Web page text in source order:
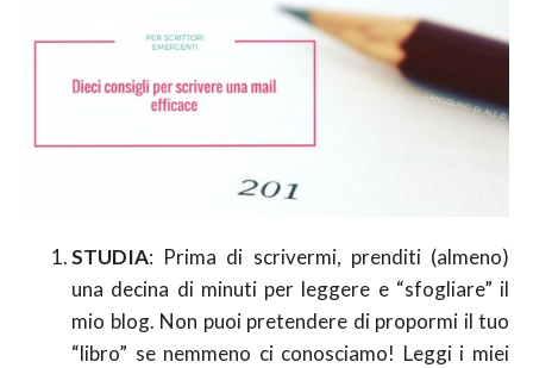
STUDIA: Prima di scrivermi, prenditi (almeno)
una decina di minuti per leggere e “sfogliare” il
mio blog. Non puoi pretendere di propormi il tuo
“libro” se nemmeno ci conosciamo! Leggi i miei